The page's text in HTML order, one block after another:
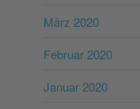
März 2020
Februar 2020
Januar 2020